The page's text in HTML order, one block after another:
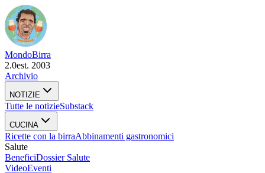
MondoBirra
2.0est. 2003
Archivio
NOTIZIE
Tutte le notizieSubstack
CUCINA
Ricette con la birraAbbinamenti gastronomici
Salute
BeneficiDossier Salute
VideoEventi